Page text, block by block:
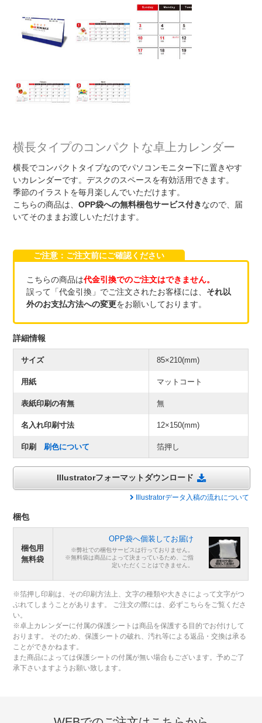
横長タイプのコンパクトな卓上カレンダー
横長でコンパクトタイプなのでパソコンモニター下に置きやす
いカレンダーです。デスクのスペースを有効活用できます。
季節のイラストを毎月楽しんでいただけます。
こちらの商品は、OPP袋への無料梱包サービス付きなので、届
いてそのままお渡しいただけます。
ご注意：ご注文前にご確認ください
こちらの商品は代金引換でのご注文はできません。
誤って「代金引換」でご注文されたお客様には、 それ以
外のお支払方法への変更をお願いしております。
詳細情報
サイズ 85×210(mm)
用紙 マットコート
表紙印刷の有無 無
名入れ印刷寸法 12×150(mm)
印刷 刷色について 箔押し
Illustratorフォーマットダウンロード
Illustratorデータ入稿の流れについて
梱包
梱包用
無料袋
OPP袋へ個装してお届け
※弊社での梱包サービスは行っておりません。
※無料袋は商品によって決まっているため、ご指
定いただくことはできません。
※箔押し印刷は、その印刷方法上、文字の種類や大きさによって文字がつ
ぶれてしまうことがあります。 ご注文の際には、必ずこちらをご覧くださ
い。
※卓上カレンダーに付属の保護シートは商品を保護する目的でお付けして
おります。 そのため、保護シートの破れ、汚れ等による返品・交換は承る
ことができかねます。
また商品によっては保護シートの付属が無い場合もございます。予めご了
承下さいますようお願い致します。